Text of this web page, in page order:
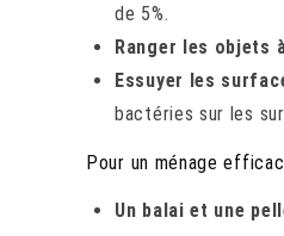
de 5%.
Ranger les objets
Essuyer les
bactéries sur les
Pour un ménage
Un balai et une